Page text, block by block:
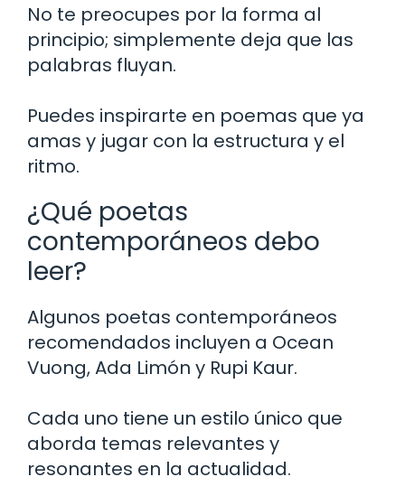
No te preocupes por la forma al
principio; simplemente deja que las
palabras fluyan.
Puedes inspirarte en poemas que ya
amas y jugar con la estructura y el
ritmo.
¿Qué poetas
contemporáneos debo
leer?
Algunos poetas contemporáneos
recomendados incluyen a Ocean
Vuong, Ada Limón y Rupi Kaur.
Cada uno tiene un estilo único que
aborda temas relevantes y
resonantes en la actualidad.